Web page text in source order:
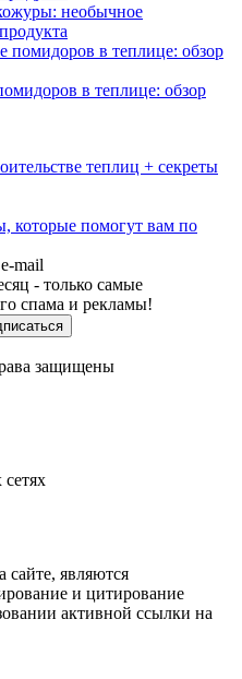
необычное
в теплице: обзор
теплиц + секреты
помогут вам по
mail
- только самые
спама и рекламы!
защищены
являются
и цитирование
активной ссылки на